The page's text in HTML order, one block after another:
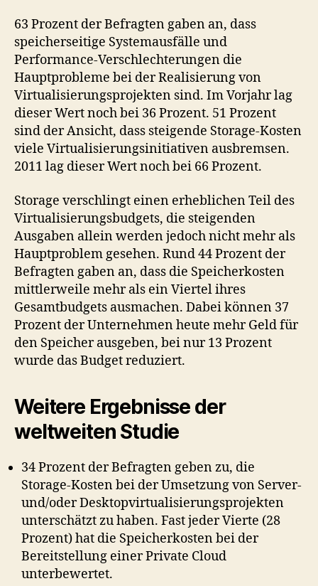
63 Prozent der Befragten gaben an, dass
speicherseitige Systemausfälle und
Performance-Verschlechterungen die
Hauptprobleme bei der Realisierung von
Virtualisierungsprojekten sind. Im Vorjahr lag
dieser Wert noch bei 36 Prozent. 51 Prozent
sind der Ansicht, dass steigende Storage-Kosten
viele Virtualisierungsinitiativen ausbremsen.
2011 lag dieser Wert noch bei 66 Prozent.
Storage verschlingt einen erheblichen Teil des
Virtualisierungsbudgets, die steigenden
Ausgaben allein werden jedoch nicht mehr als
Hauptproblem gesehen. Rund 44 Prozent der
Befragten gaben an, dass die Speicherkosten
mittlerweile mehr als ein Viertel ihres
Gesamtbudgets ausmachen. Dabei können 37
Prozent der Unternehmen heute mehr Geld für
den Speicher ausgeben, bei nur 13 Prozent
wurde das Budget reduziert.
Weitere Ergebnisse der
weltweiten Studie
34 Prozent der Befragten geben zu, die
Storage-Kosten bei der Umsetzung von Server-
und/oder Desktopvirtualisierungsprojekten
unterschätzt zu haben. Fast jeder Vierte (28
Prozent) hat die Speicherkosten bei der
Bereitstellung einer Private Cloud
unterbewertet.